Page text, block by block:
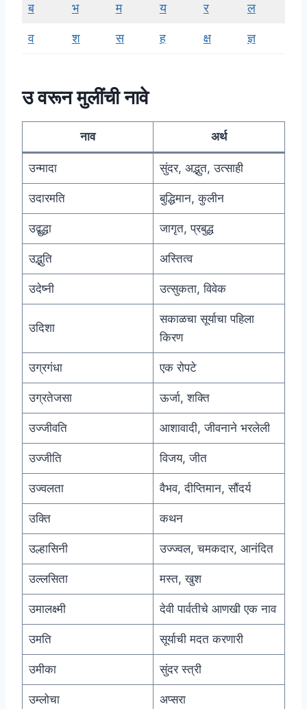
ब भ म य र ल
व श स ह क्ष ज्ञ
उ वरून मुलींची नावे
नाव अर्थ
उन्मादा सुंदर, अद्भुत, उत्साही
उदारमति बुद्धिमान, कुलीन
उद्बुद्धा जागृत, प्रबुद्ध
उद्भुति अस्तित्व
उदेष्नी उत्सुकता, विवेक
उदिशा
सकाळचा सूर्याचा पहिला
किरण
उग्रगंधा एक रोपटे
उग्रतेजसा ऊर्जा, शक्ति
उज्जीवति आशावादी, जीवनाने भरलेली
उज्जीति विजय, जीत
उज्वलता वैभव, दीप्तिमान, सौंदर्य
उक्ति कथन
उल्हासिनी उज्ज्वल, चमकदार, आनंदित
उल्लसिता मस्त, खुश
उमालक्ष्मी देवी पार्वतीचे आणखी एक नाव
उमति सूर्याची मदत करणारी
उमीका सुंदर स्त्री
उम्लोचा अप्सरा